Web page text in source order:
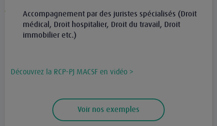
Accompagnement par des juristes spécialisés (Droit
médical, Droit hospitalier, Droit du travail, Droit
immobilier etc.)
Découvrez la RCP-PJ MACSF en vidéo >
Voir nos exemples